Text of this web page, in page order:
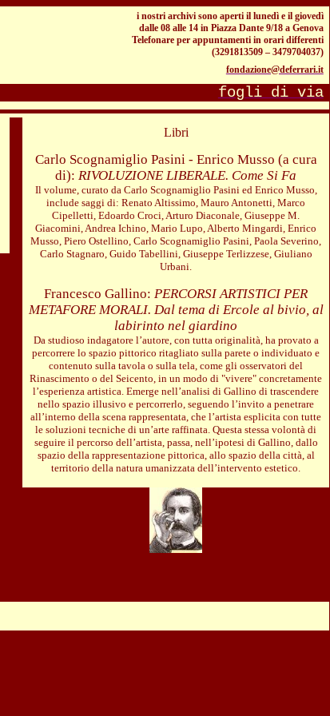
i nostri archivi sono aperti il lunedì e il giovedì
dalle 08 alle 14 inPiazza Dante 9/18 a Genova
Telefonare per appuntamenti in orari differenti
(3291813509 – 3479704037)
fondazione@deferrari.it
fogli di via
Libri
Carlo Scognamiglio Pasini - Enrico Musso (a cura
di): RIVOLUZIONE LIBERALE. Come Si Fa
Il volume, curato da Carlo Scognamiglio Pasini ed Enrico Musso,
include saggi di: Renato Altissimo, Mauro Antonetti, Marco
Cipelletti, Edoardo Croci, Arturo Diaconale, Giuseppe M.
Giacomini, Andrea Ichino, Mario Lupo, Alberto Mingardi, Enrico
Musso, Piero Ostellino, Carlo Scognamiglio Pasini, Paola Severino,
Carlo Stagnaro, Guido Tabellini, Giuseppe Terlizzese, Giuliano
Urbani.
Francesco Gallino: PERCORSI ARTISTICI PER
METAFORE MORALI. Dal tema di Ercole al bivio, al
labirinto nel giardino
Da studioso indagatore l’autore, con tutta originalità, ha provato a
percorrere lo spazio pittorico ritagliato sulla parete o individuato e
contenuto sulla tavola o sulla tela, come gli osservatori del
Rinascimento o del Seicento, in un modo di "vivere" concretamente
l’esperienza artistica. Emerge nell’analisi di Gallino di trascendere
nello spazio illusivo e percorrerlo, seguendo l’invito a penetrare
all’interno della scena rappresentata, che l’artista esplicita con tutte
le soluzioni tecniche di un’arte raffinata. Questa stessa volontà di
seguire il percorso dell’artista, passa, nell’ipotesi di Gallino, dallo
spazio della rappresentazione pittorica, allo spazio della città, al
territorio della natura umanizzata dell’intervento estetico.